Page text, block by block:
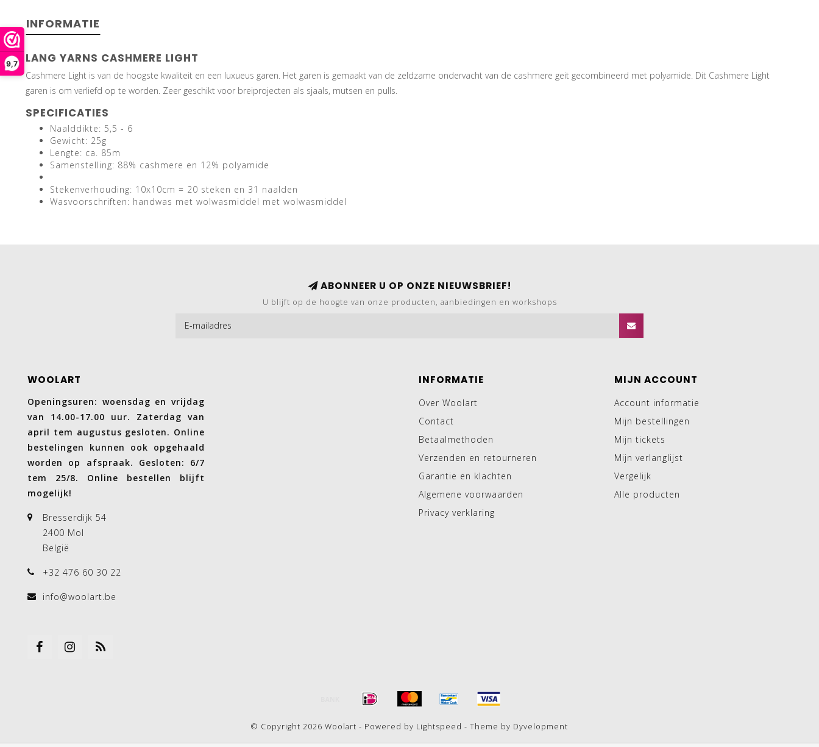
9,7
INFORMATIE
LANG YARNS CASHMERE LIGHT
Cashmere Light is van de hoogste kwaliteit en een luxueus garen. Het garen is gemaakt van de zeldzame ondervacht van de cashmere geit gecombineerd met polyamide. Dit Cashmere Light
garen is om verliefd op te worden. Zeer geschikt voor breiprojecten als sjaals, mutsen en pulls.
SPECIFICATIES
Naalddikte: 5,5 - 6
Gewicht: 25g
Lengte: ca. 85m
Samenstelling: 88% cashmere en 12% polyamide
Stekenverhouding: 10x10cm = 20 steken en 31 naalden
Wasvoorschriften: handwas met wolwasmiddel met wolwasmiddel
ABONNEER U OP ONZE NIEUWSBRIEF!
U blijft op de hoogte van onze producten, aanbiedingen en workshops
WOOLART
Openingsuren: woensdag en vrijdag
van 14.00-17.00 uur. Zaterdag van
april tem augustus gesloten. Online
bestelingen kunnen ook opgehaald
worden op afspraak. Gesloten: 6/7
tem 25/8. Online bestellen blijft
mogelijk!
Bresserdijk 54
2400 Mol
België
+32 476 60 30 22
info@woolart.be
INFORMATIE
Over Woolart
Contact
Betaalmethoden
Verzenden en retourneren
Garantie en klachten
Algemene voorwaarden
Privacy verklaring
MIJN ACCOUNT
Account informatie
Mijn bestellingen
Mijn tickets
Mijn verlanglijst
Vergelijk
Alle producten
© Copyright 2026 Woolart - Powered by Lightspeed - Theme by Dyvelopment